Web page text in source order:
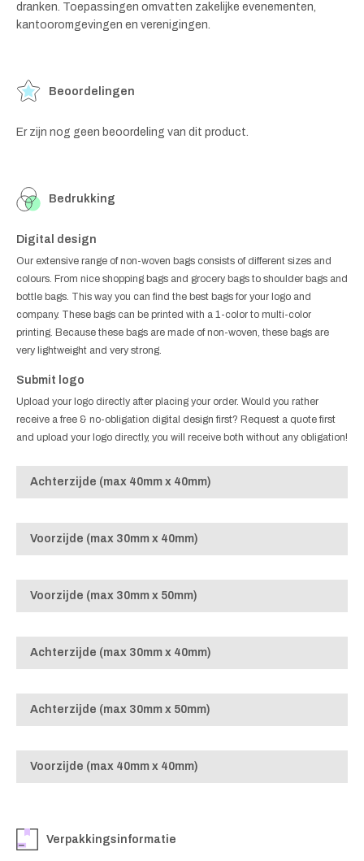
dranken. Toepassingen omvatten zakelijke evenementen,
kantooromgevingen en verenigingen.
Beoordelingen
Er zijn nog geen beoordeling van dit product.
Bedrukking
Digital design
Our extensive range of non-woven bags consists of different sizes and
colours. From nice shopping bags and grocery bags to shoulder bags and
bottle bags. This way you can find the best bags for your logo and
company. These bags can be printed with a 1-color to multi-color
printing. Because these bags are made of non-woven, these bags are
very lightweight and very strong.
Submit logo
Upload your logo directly after placing your order. Would you rather
receive a free & no-obligation digital design first? Request a quote first
and upload your logo directly, you will receive both without any obligation!
Achterzijde (max 40mm x 40mm)
Voorzijde (max 30mm x 40mm)
Voorzijde (max 30mm x 50mm)
Achterzijde (max 30mm x 40mm)
Achterzijde (max 30mm x 50mm)
Voorzijde (max 40mm x 40mm)
Verpakkingsinformatie